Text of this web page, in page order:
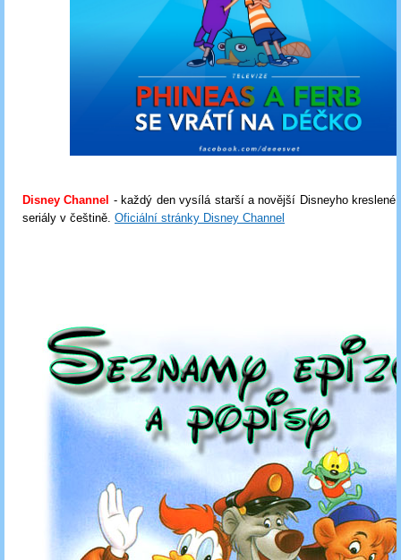
Disney Channel - každý den vysílá starší a novější Disneyho kreslené
seriály v češtině. Oficiální stránky Disney Channel